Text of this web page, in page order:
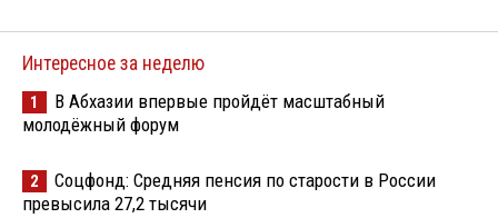
Интересное за неделю
1
В Абхазии впервые пройдёт масштабный
молодёжный форум
2
Соцфонд: Средняя пенсия по старости в России
превысила 27,2 тысячи